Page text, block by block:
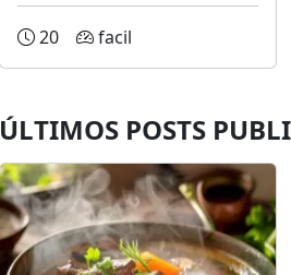
20 facil
ÚLTIMOS POSTS